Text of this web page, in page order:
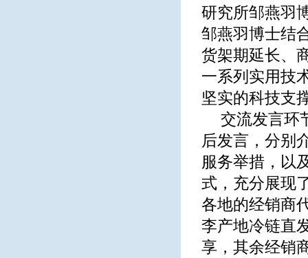
研究所邹燕羽
邹燕羽博士结
货架期延长、
一系列实用技
坚实的科技支
交流发言环
后发言，分别
服务举措，以
式，充分展现
各地的经销商
李产地冷链直
享，其余经销